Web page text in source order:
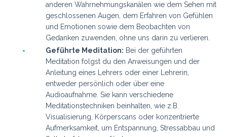
anderen Wahrnehmungskanälen wie dem Sehen mit
geschlossenen Augen, dem Erfahren von Gefühlen
und Emotionen sowie dem Beobachten von
Gedanken zuwenden, ohne uns darin zu verlieren.
Geführte Meditation: Bei der geführten
Meditation folgst du den Anweisungen und der
Anleitung eines Lehrers oder einer Lehrerin,
entweder persönlich oder über eine
Audioaufnahme. Sie kann verschiedene
Meditationstechniken beinhalten, wie z.B.
Visualisierung, Körperscans oder konzentrierte
Aufmerksamkeit, um Entspannung, Stressabbau und